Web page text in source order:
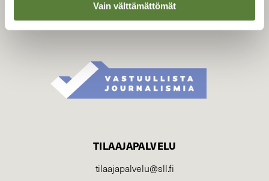
Vain välttämättömät
TILAAJAPALVELU
tilaajapalvelu@sll.fi